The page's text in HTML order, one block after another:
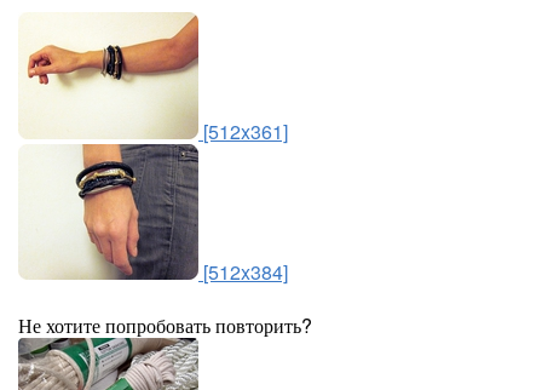
[512x361]
[512x384]
Не хотите попробовать повторить?